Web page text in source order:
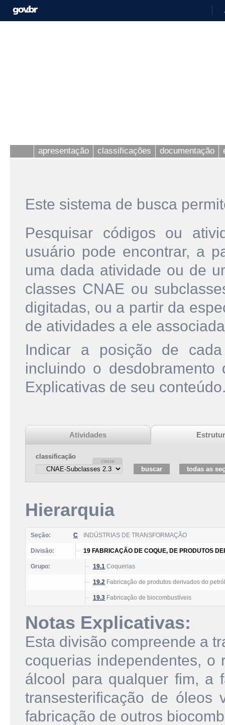
apresentação classificações documentação
Este sistema de busca
Pesquisar códigos ou
usuário pode encontrar, a
uma dada atividade ou de
classes CNAE ou
digitadas, ou a partir da
de atividades a ele
Indicar a posição de
incluindo o
Explicativas de seu
Atividades
classificação
Hierarquia
Seção: C INDÚSTRIAS DE TRANSFORMAÇÃO
Divisão: 19 FABRICAÇÃO DE COQUE, DE PRODUTOS
Grupo: 19.1 Coquerias
19.2 Fabricação de produtos derivados do
19.3 Fabricação de biocombustíveis
Notas Explicativas:
Esta divisão compreende a
coquerias independentes,
álcool para qualquer fim, a
transesterificação de óleos
fabricação de outros